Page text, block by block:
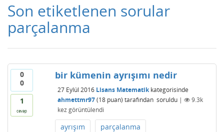
Son etiketlenen sorular
parçalanma
0
0
1
cevap
bir kümenin ayrışımı nedir
27 Eylül 2016 Lisans Matematikkategorisinde
ahmettmr97 (18puan) tarafından soruldu |
9.3k
kez görüntülendi
ayrışım parçalanma